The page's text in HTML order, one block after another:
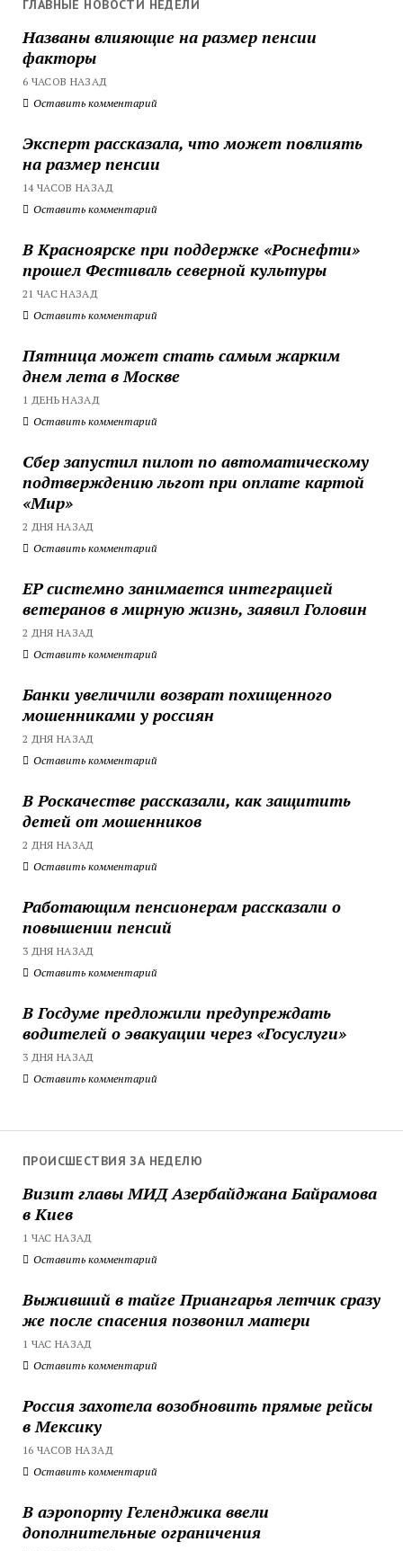
ГЛАВНЫЕ НОВОСТИ НЕДЕЛИ
Названы влияющие на размер пенсии
факторы
6 ЧАСОВ НАЗАД
Оставить комментарий
Эксперт рассказала, что может повлиять
на размер пенсии
14 ЧАСОВ НАЗАД
Оставить комментарий
В Красноярске при поддержке «Роснефти»
прошел Фестиваль северной культуры
21 ЧАС НАЗАД
Оставить комментарий
Пятница может стать самым жарким
днем лета в Москве
1 ДЕНЬ НАЗАД
Оставить комментарий
Сбер запустил пилот по автоматическому
подтверждению льгот при оплате картой
«Мир»
2 ДНЯ НАЗАД
Оставить комментарий
ЕР системно занимается интеграцией
ветеранов в мирную жизнь, заявил Головин
2 ДНЯ НАЗАД
Оставить комментарий
Банки увеличили возврат похищенного
мошенниками у россиян
2 ДНЯ НАЗАД
Оставить комментарий
В Роскачестве рассказали, как защитить
детей от мошенников
2 ДНЯ НАЗАД
Оставить комментарий
Работающим пенсионерам рассказали о
повышении пенсий
3 ДНЯ НАЗАД
Оставить комментарий
В Госдуме предложили предупреждать
водителей о эвакуации через «Госуслуги»
3 ДНЯ НАЗАД
Оставить комментарий
ПРОИСШЕСТВИЯ ЗА НЕДЕЛЮ
Визит главы МИД Азербайджана Байрамова
в Киев
1 ЧАС НАЗАД
Оставить комментарий
Выживший в тайге Приангарья летчик сразу
же после спасения позвонил матери
1 ЧАС НАЗАД
Оставить комментарий
Россия захотела возобновить прямые рейсы
в Мексику
16 ЧАСОВ НАЗАД
Оставить комментарий
В аэропорту Геленджика ввели
дополнительные ограничения